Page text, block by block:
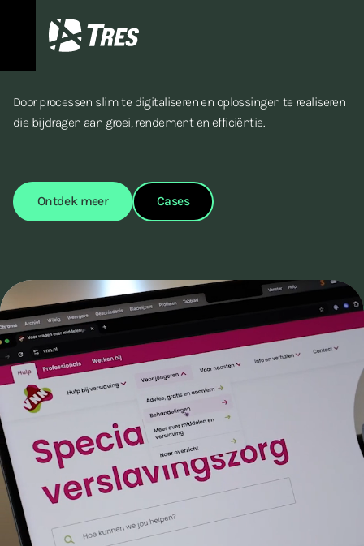
Wij maken organisaties digitaal
Door processen slim te digitaliseren en oplossingen te realiseren
die bijdragen aan groei, rendement en efficiëntie.
Ontdek meer Cases